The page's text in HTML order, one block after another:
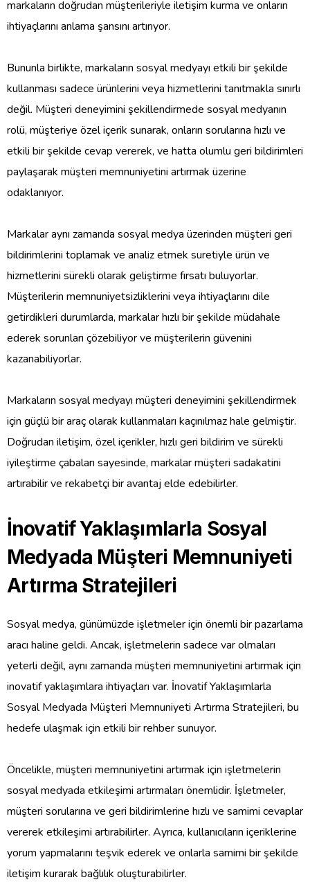
markaların doğrudan müşterileriyle iletişim kurma ve onların
ihtiyaçlarını anlama şansını artırıyor.
Bununla birlikte, markaların sosyal medyayı etkili bir şekilde
kullanması sadece ürünlerini veya hizmetlerini tanıtmakla sınırlı
değil. Müşteri deneyimini şekillendirmede sosyal medyanın
rolü, müşteriye özel içerik sunarak, onların sorularına hızlı ve
etkili bir şekilde cevap vererek, ve hatta olumlu geri bildirimleri
paylaşarak müşteri memnuniyetini artırmak üzerine
odaklanıyor.
Markalar aynı zamanda sosyal medya üzerinden müşteri geri
bildirimlerini toplamak ve analiz etmek suretiyle ürün ve
hizmetlerini sürekli olarak geliştirme fırsatı buluyorlar.
Müşterilerin memnuniyetsizliklerini veya ihtiyaçlarını dile
getirdikleri durumlarda, markalar hızlı bir şekilde müdahale
ederek sorunları çözebiliyor ve müşterilerin güvenini
kazanabiliyorlar.
Markaların sosyal medyayı müşteri deneyimini şekillendirmek
için güçlü bir araç olarak kullanmaları kaçınılmaz hale gelmiştir.
Doğrudan iletişim, özel içerikler, hızlı geri bildirim ve sürekli
iyileştirme çabaları sayesinde, markalar müşteri sadakatini
artırabilir ve rekabetçi bir avantaj elde edebilirler.
İnovatif Yaklaşımlarla Sosyal
Medyada Müşteri Memnuniyeti
Artırma Stratejileri
Sosyal medya, günümüzde işletmeler için önemli bir pazarlama
aracı haline geldi. Ancak, işletmelerin sadece var olmaları
yeterli değil, aynı zamanda müşteri memnuniyetini artırmak için
inovatif yaklaşımlara ihtiyaçları var. İnovatif Yaklaşımlarla
Sosyal Medyada Müşteri Memnuniyeti Artırma Stratejileri, bu
hedefe ulaşmak için etkili bir rehber sunuyor.
Öncelikle, müşteri memnuniyetini artırmak için işletmelerin
sosyal medyada etkileşimi artırmaları önemlidir. İşletmeler,
müşteri sorularına ve geri bildirimlerine hızlı ve samimi cevaplar
vererek etkileşimi artırabilirler. Ayrıca, kullanıcıların içeriklerine
yorum yapmalarını teşvik ederek ve onlarla samimi bir şekilde
iletişim kurarak bağlılık oluşturabilirler.